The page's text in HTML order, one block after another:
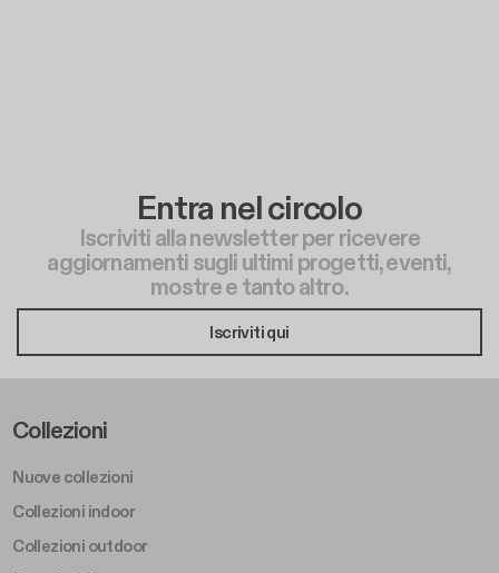
Entra nel circolo
Iscriviti alla newsletter per ricevere
aggiornamenti sugli ultimi progetti, eventi,
mostre e tanto altro.
Iscriviti qui
Footer Left Middle A
Collezioni
Nuove collezioni
Collezioni indoor
Collezioni outdoor